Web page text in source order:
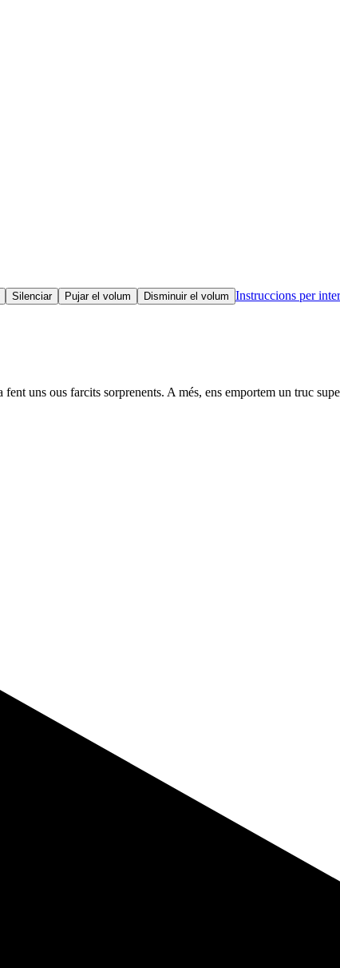
Silenciar Pujar el volum Disminuir el volum Instruccions per
uns ous farcits sorprenents. A més, ens emportem un truc